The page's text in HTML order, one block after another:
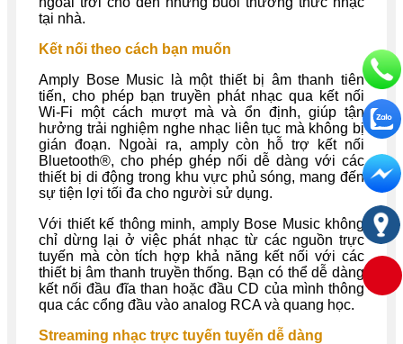
tại nhà.
Kết nối theo cách bạn muốn
Amply Bose Music là một thiết bị âm thanh tiên
tiến, cho phép bạn truyền phát nhạc qua kết nối
Wi-Fi một cách mượt mà và ổn định, giúp tận
hưởng trải nghiệm nghe nhạc liên tục mà không bị
gián đoạn. Ngoài ra, amply còn hỗ trợ kết nối
Bluetooth®, cho phép ghép nối dễ dàng với các
thiết bị di động trong khu vực phủ sóng, mang đến
sự tiện lợi tối đa cho người sử dụng.
Với thiết kế thông minh, amply Bose Music không
chỉ dừng lại ở việc phát nhạc từ các nguồn trực
tuyến mà còn tích hợp khả năng kết nối với các
thiết bị âm thanh truyền thống. Bạn có thể dễ dàng
kết nối đầu đĩa than hoặc đầu CD của mình thông
qua các cổng đầu vào analog RCA và quang học.
Streaming nhạc trực tuyến tuyến dễ dàng